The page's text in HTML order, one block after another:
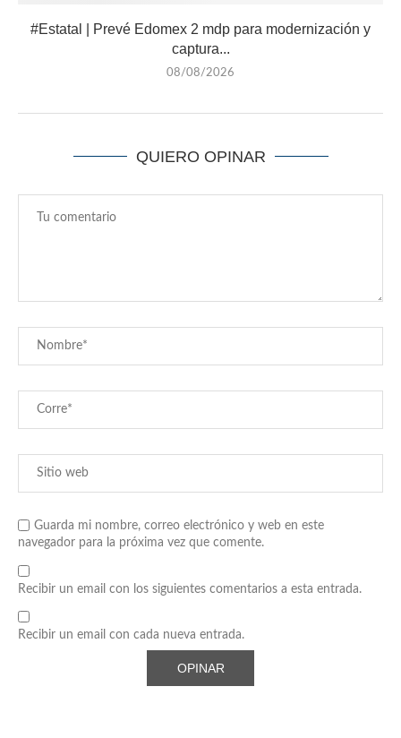
#Estatal | Prevé Edomex 2 mdp para modernización y
captura...
08/08/2026
QUIERO OPINAR
Guarda mi nombre, correo electrónico y web en este
navegador para la próxima vez que comente.
Recibir un email con los siguientes comentarios a esta entrada.
Recibir un email con cada nueva entrada.